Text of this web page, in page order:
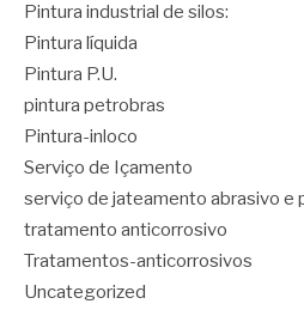
Pintura industrial de silos:
Pintura líquida
Pintura P.U.
pintura petrobras
Pintura-inloco
Serviço de Içamento
serviço de jateamento abrasivo e
tratamento anticorrosivo
Tratamentos-anticorrosivos
Uncategorized